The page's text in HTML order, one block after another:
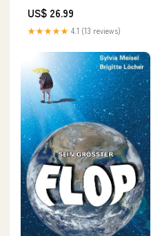
US$ 26.99
★★★★★ 4.1 (13 reviews)